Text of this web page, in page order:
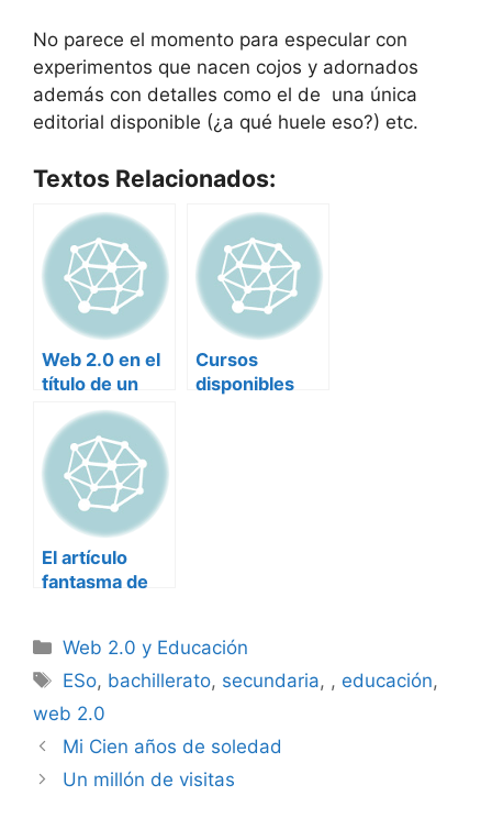
No parece el momento para especular con
experimentos que nacen cojos y adornados
además con detalles como el de una única
editorial disponible (¿a qué huele eso?) etc.
Textos Relacionados:
Web 2.0 en el
título de un
libro en 2002
Cursos
disponibles
El artículo
fantasma de
Categorías
Web 2.0 y Educación
Etiquetas
ESo, bachillerato, secundaria, , educación,
web 2.0
Mi Cien años de soledad
Un millón de visitas